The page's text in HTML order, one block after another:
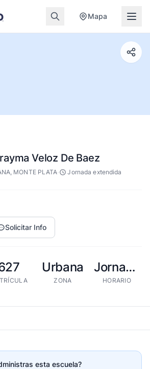
Mapa
Veloz De Baez
MONTE PLATA· Jornada extendida
Solicitar Info
Urbana
ZONA
Jornada extendida
HORARIO
esta escuela?